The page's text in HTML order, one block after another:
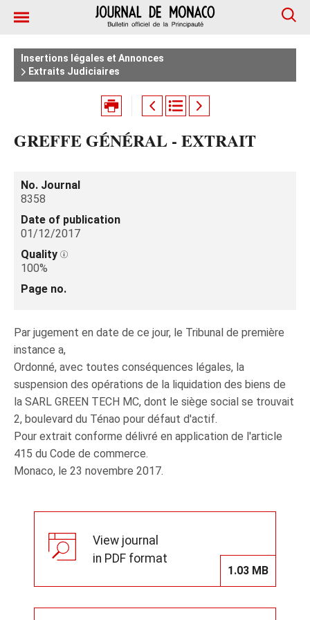
Insertions légales et Annonces
Extraits Judiciaires
GREFFE GÉNÉRAL - EXTRAIT
No. Journal
8358
Date of publication
01/12/2017
Quality
100%
Page no.
Par jugement en date de ce jour, le Tribunal de première
instance a,
Ordonné, avec toutes conséquences légales, la
suspension des opérations de la liquidation des biens de
la SARL GREEN TECH MC, dont le siège social se trouvait
2, boulevard du Ténao pour défaut d'actif.
Pour extrait conforme délivré en application de l'article
415 du Code de commerce.
Monaco, le 23 novembre 2017.
View journal
in PDF format
1.03 MB